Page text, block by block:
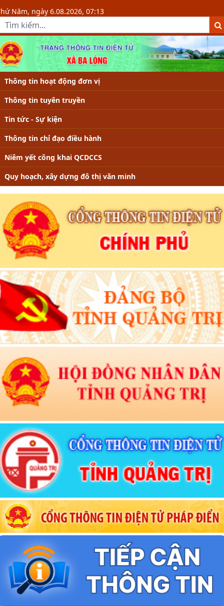
VIDEO CLIP - Xã Ba Lòng, tỉnh
Năm, ngày 6.08.2026, 07:13
Thông tin hoạt động đơn vị
Thông tin tuyên truyền
Tin tức - Sự kiện
Thông tin chỉ đạo điều hành
Niêm yết công khai QCDCCS
Quy hoạch, xây dựng đô thị văn minh